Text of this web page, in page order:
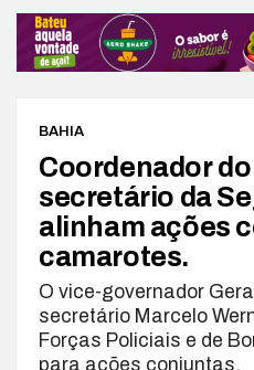
BAHIA
Coordenador
secretário da
alinham ações
camarotes.
O vice-governador
secretário Marcelo
Forças Policiais e de
para ações conjuntas.